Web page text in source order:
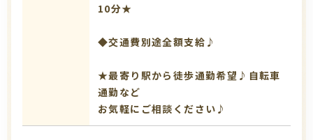
10分★
◆交通費別途全額支給♪
★最寄り駅から徒歩通勤希望♪自転車
通勤など
お気軽にご相談ください♪